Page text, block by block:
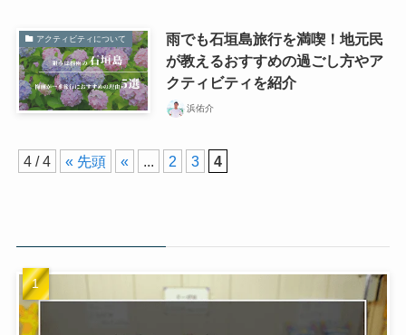
アクティビティについて
雨でも石垣島旅行を満喫！地元民
が教えるおすすめの過ごし方やア
クティビティを紹介
浜佑介
4 / 4 « 先頭 « ... 2 3 4